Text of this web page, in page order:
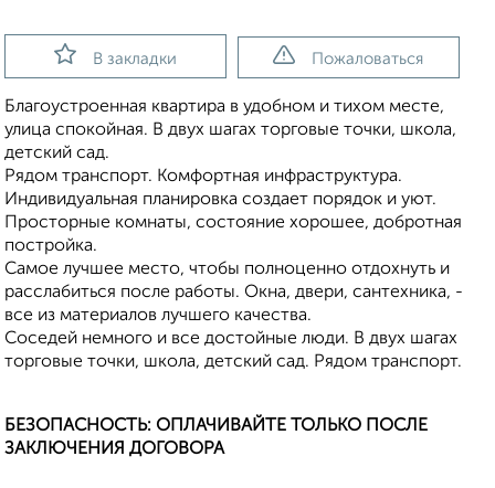
В закладки Пожаловаться
Благоустроенная квартира в удобном и тихом месте,
улица спокойная. В двух шагах торговые точки, школа,
детский сад.
Рядом транспорт. Комфортная инфраструктура.
Индивидуальная планировка создает порядок и уют.
Просторные комнаты, состояние хорошее, добротная
постройка.
Самое лучшее место, чтобы полноценно отдохнуть и
расслабиться после работы. Окна, двери, сантехника, -
все из материалов лучшего качества.
Соседей немного и все достойные люди. В двух шагах
торговые точки, школа, детский сад. Рядом транспорт.
БЕЗОПАСНОСТЬ: ОПЛАЧИВАЙТЕ ТОЛЬКО ПОСЛЕ
ЗАКЛЮЧЕНИЯ ДОГОВОРА